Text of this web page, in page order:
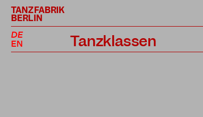
TANZFABRIK
BERLIN
DE
EN
Tanzklassen